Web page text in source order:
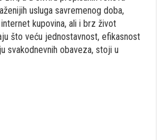
usluga savremenog doba,
kupovina, ali i brz život
što veću jednostavnost, efikasnost
svakodnevnih obaveza, stoji u